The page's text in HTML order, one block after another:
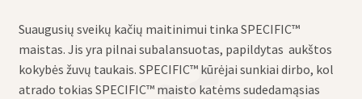
Suaugusių sveikų kačių maitinimui tinka SPECIFIC™
maistas. Jis yra pilnai subalansuotas, papildytas aukštos
kokybės žuvų taukais. SPECIFIC™ kūrėjai sunkiai dirbo, kol
atrado tokias SPECIFIC™ maisto katėms sudedamąsias